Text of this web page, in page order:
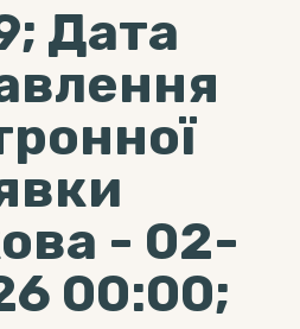
Дата
- 02-
00:00;